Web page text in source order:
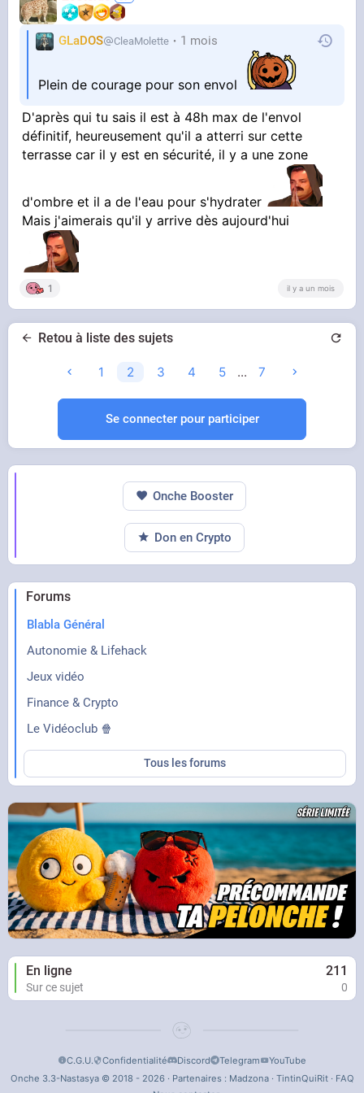
GLaDOS CleaMolette 1 mois
Plein de courage pour son envol
D'après qui tu sais il est à 48h max de l'envol
définitif, heureusement qu'il a atterri sur cette
terrasse car il y est en sécurité, il y a une zone
d'ombre et il a de l'eau pour s'hydrater
Mais j'aimerais qu'il y arrive dès aujourd'hui
1 il y a un mois
Retou à liste des sujets
1 2 3 4 5 ... 7
Se connecter pour participer
Forums
Blabla Général
Autonomie & Lifehack
Jeux vidéo
Finance & Crypto
Le Vidéoclub 🍿
Tous les forums
En ligne 211
Sur ce sujet 0
Onche Booster
Don en Crypto
C.G.U. Confidentialité Discord Telegram
YouTube
Onche 3.3-Nastasya © 2018 - 2026 · Partenaires : Madzona· TintinQuiRit· FAQ